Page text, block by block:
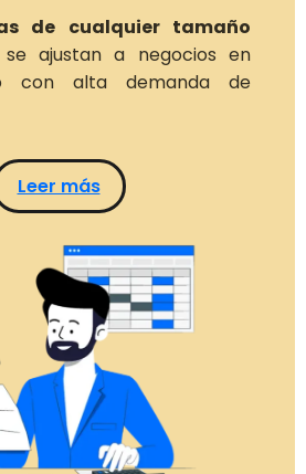
de cualquier tamaño
se ajustan a negocios en
con alta demanda de
Leer más